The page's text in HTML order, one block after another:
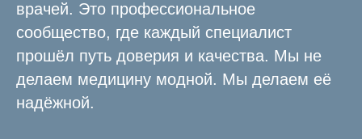
врачей. Это профессиональное
сообщество, где каждый специалист
прошёл путь доверия и качества. Мы не
делаем медицину модной. Мы делаем её
надёжной.